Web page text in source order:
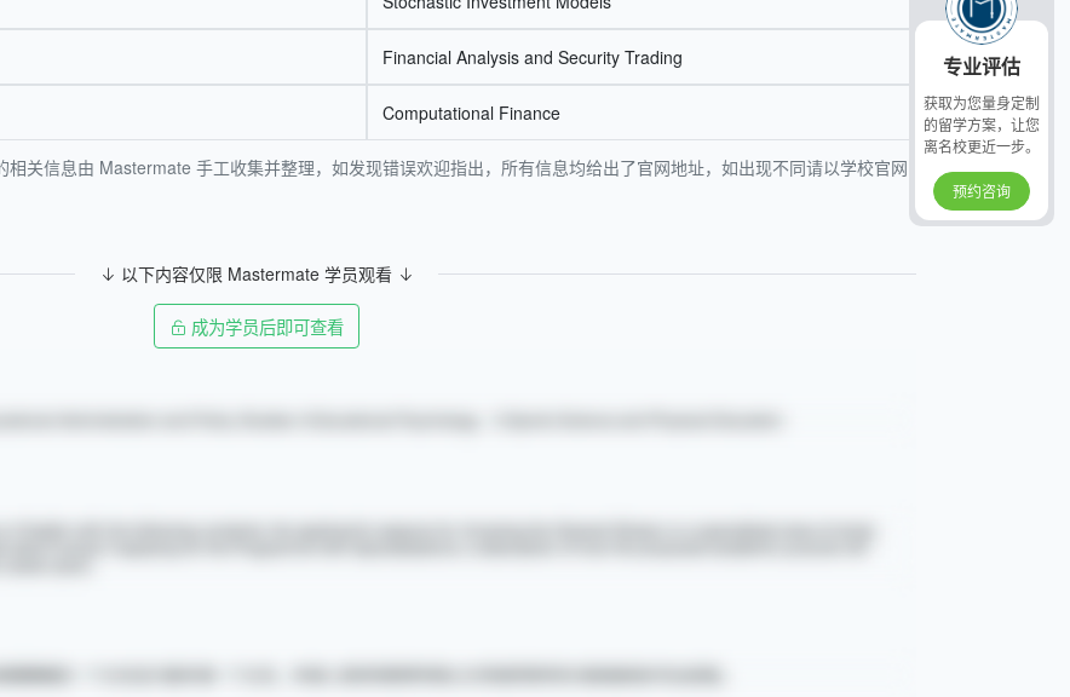
专业评估
获取为您量身定制
的留学方案，让您
离名校更近一步。
预约咨询
关信息由 Mastermate 手工收集并整理，如发现错误欢迎指出，所有信息均给出了官网地址，如出现不同请以学校官网
Financial Analysis and Security Trading
Computational Finance
以下内容仅限 Mastermate 学员观看
成为学员后即可查看